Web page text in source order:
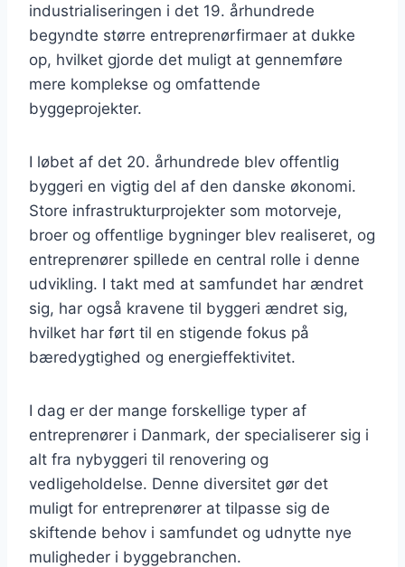
industrialiseringen i det 19. århundrede
begyndte større entreprenørfirmaer at dukke
op, hvilket gjorde det muligt at gennemføre
mere komplekse og omfattende
byggeprojekter.
I løbet af det 20. århundrede blev offentlig
byggeri en vigtig del af den danske økonomi.
Store infrastrukturprojekter som motorveje,
broer og offentlige bygninger blev realiseret, og
entreprenører spillede en central rolle i denne
udvikling. I takt med at samfundet har ændret
sig, har også kravene til byggeri ændret sig,
hvilket har ført til en stigende fokus på
bæredygtighed og energieffektivitet.
I dag er der mange forskellige typer af
entreprenører i Danmark, der specialiserer sig i
alt fra nybyggeri til renovering og
vedligeholdelse. Denne diversitet gør det
muligt for entreprenører at tilpasse sig de
skiftende behov i samfundet og udnytte nye
muligheder i byggebranchen.